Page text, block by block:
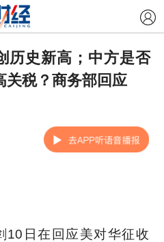
历史新高；中方是否
关税？商务部回应
10日在回应美对华征收